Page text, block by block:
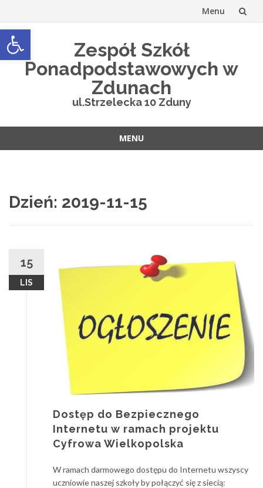
Open toolbar
Menu
Przejdź
do
treści
Zespół Szkół
Ponadpodstawowych w
Zdunach
ul.Strzelecka 10 Zduny
MENU
Dzień: 2019-11-15
15
LIS
Dostęp do Bezpiecznego
Internetu w ramach projektu
Cyfrowa Wielkopolska
W ramach darmowego dostępu do Internetu wszyscy
uczniowie naszej szkoły by połączyć się z siecią: